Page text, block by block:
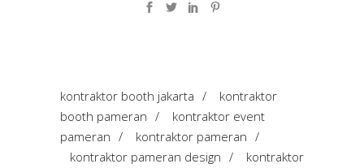
kontraktor booth jakarta /
kontraktor
booth pameran /
kontraktor event
pameran / kontraktor pameran /
kontraktor pameran design /
kontraktor